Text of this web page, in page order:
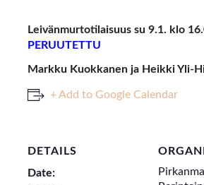
Leivänmurtotilaisuus su 9.1. klo
PERUUTETTU
Markku Kuokkanen ja Heikki Yli-
+ Add to Google Calendar
DETAILS
Date: